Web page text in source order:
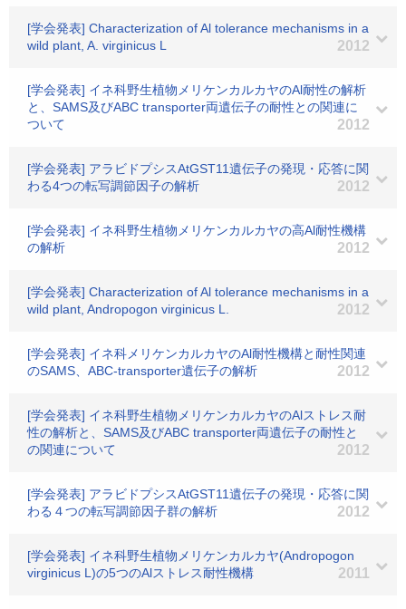
[学会発表] Characterization of Al tolerance mechanisms in a
wild plant, A. virginicus L
2012
[学会発表] イネ科野生植物メリケンカルカヤのAl耐性の解析
と、SAMS及びABC transporter両遺伝子の耐性との関連に
ついて
2012
[学会発表] アラビドプシスAtGST11遺伝子の発現・応答に関
わる4つの転写調節因子の解析
2012
[学会発表] イネ科野生植物メリケンカルカヤの高Al耐性機構
の解析
2012
[学会発表] Characterization of Al tolerance mechanisms in a
wild plant, Andropogon virginicus L.
2012
[学会発表] イネ科メリケンカルカヤのAl耐性機構と耐性関連
のSAMS、ABC-transporter遺伝子の解析
2012
[学会発表] イネ科野生植物メリケンカルカヤのAlストレス耐
性の解析と、SAMS及びABC transporter両遺伝子の耐性と
の関連について
2012
[学会発表] アラビドプシスAtGST11遺伝子の発現・応答に関
わる４つの転写調節因子群の解析
2012
[学会発表] イネ科野生植物メリケンカルカヤ(Andropogon
virginicus L)の5つのAlストレス耐性機構
2011